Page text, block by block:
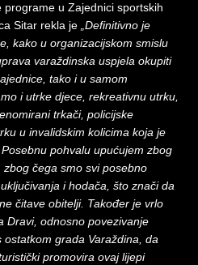
programe u Zajednici sportskih
Sitar rekla je„Definitivno je
kako u organizacijskom smislu
varaždinska uspjela okupiti
tako i u samom
i utrke djece, rekreativnu utrku,
trkači, policijske
u invalidskim kolicima koja je
pohvalu upućujem zbog
čega smo svi posebno
i hodača, što znači da
čitave obitelji. Također je vrlo
Dravi, odnosno povezivanje
grada Varaždina, da
promovira ovaj lijepi